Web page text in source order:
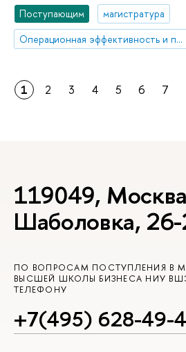
Поступающим
магистратура
Операционная эффективность и производственные системы
1 2 3 4 5 6 7
119049,
Шаболовка,
ПО ВОПРОСАМ ПОСТУПЛЕНИЯ В
ВЫСШЕЙ ШКОЛЫ БИЗНЕСА НИУ
ТЕЛЕФОНУ
+7(495) 628-49-